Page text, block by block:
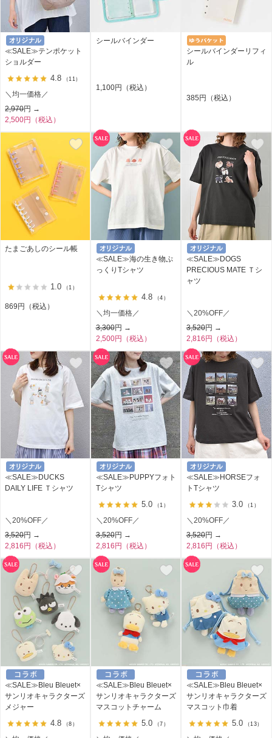
≪SALE≫テンポケット
ショルダー
4.8 （11）
＼均一価格／
2,970円 →
2,500円（税込）
シールバインダー
1,100円（税込）
シールバインダーリフィ
ル
385円（税込）
たまごあしのシール帳
1.0 （1）
869円（税込）
≪SALE≫海の生き物ぷ
っくりTシャツ
4.8 （4）
＼均一価格／
3,300円 →
2,500円（税込）
≪SALE≫DOGS
PRECIOUS MATE Ｔシ
ャツ
＼20%OFF／
3,520円 →
2,816円（税込）
≪SALE≫DUCKS
DAILY LIFE Ｔシャツ
＼20%OFF／
3,520円 →
2,816円（税込）
≪SALE≫PUPPYフォト
Tシャツ
5.0 （1）
＼20%OFF／
3,520円 →
2,816円（税込）
≪SALE≫HORSEフォ
トTシャツ
3.0 （1）
＼20%OFF／
3,520円 →
2,816円（税込）
≪SALE≫Bleu Bleuet×
サンリオキャラクターズ
メジャー
4.8 （8）
≪SALE≫Bleu Bleuet×
サンリオキャラクターズ
マスコットチャーム
5.0 （7）
≪SALE≫Bleu Bleuet×
サンリオキャラクターズ
マスコット巾着
5.0 （13）